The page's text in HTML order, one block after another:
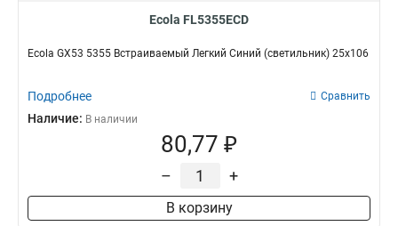
Ecola FL5355ECD
Ecola GX53 5355 Встраиваемый Легкий Синий (светильник) 25x106
Подробнее Сравнить
Наличие: В наличии
80,77 ₽
– +
В корзину